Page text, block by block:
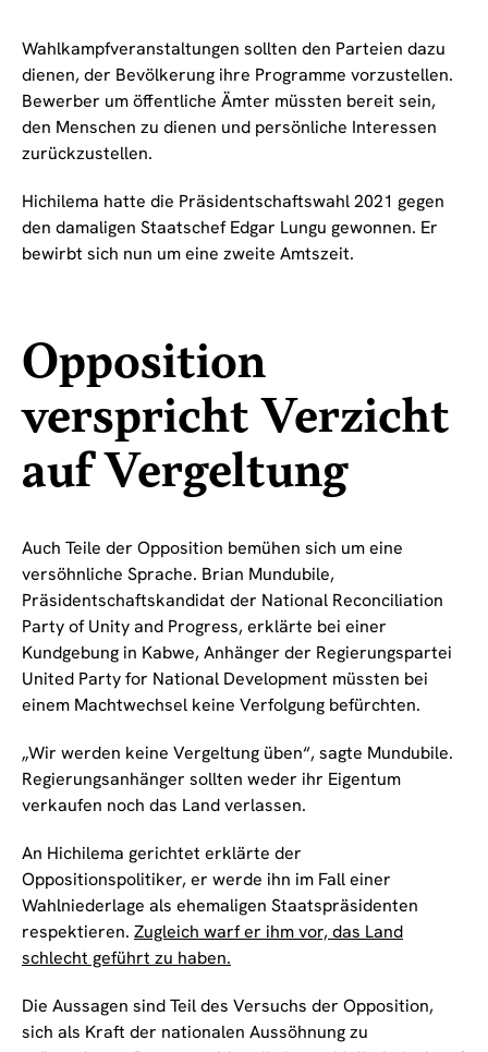
Wahlkampfveranstaltungen sollten den Parteien dazu
dienen, der Bevölkerung ihre Programme vorzustellen.
Bewerber um öffentliche Ämter müssten bereit sein,
den Menschen zu dienen und persönliche Interessen
zurückzustellen.
Hichilema hatte die Präsidentschaftswahl 2021 gegen
den damaligen Staatschef Edgar Lungu gewonnen. Er
bewirbt sich nun um eine zweite Amtszeit.
Opposition
verspricht Verzicht
auf Vergeltung
Auch Teile der Opposition bemühen sich um eine
versöhnliche Sprache. Brian Mundubile,
Präsidentschaftskandidat der National Reconciliation
Party of Unity and Progress, erklärte bei einer
Kundgebung in Kabwe, Anhänger der Regierungspartei
United Party for National Development müssten bei
einem Machtwechsel keine Verfolgung befürchten.
„Wir werden keine Vergeltung üben“, sagte Mundubile.
Regierungsanhänger sollten weder ihr Eigentum
verkaufen noch das Land verlassen.
An Hichilema gerichtet erklärte der
Oppositionspolitiker, er werde ihn im Fall einer
Wahlniederlage als ehemaligen Staatspräsidenten
respektieren. Zugleich warf er ihm vor, das Land
schlecht geführt zu haben.
Die Aussagen sind Teil des Versuchs der Opposition,
sich als Kraft der nationalen Aussöhnung zu